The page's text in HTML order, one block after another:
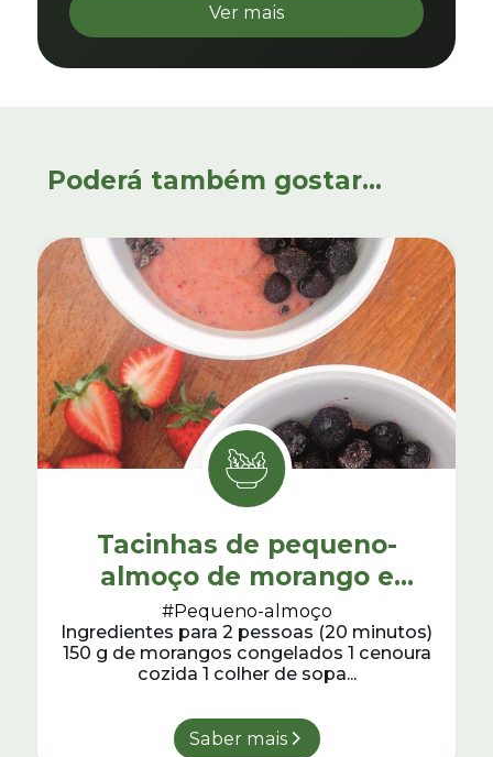
Ver mais
Poderá também gostar...
Tacinhas de pequeno-
almoço de morango e
cenoura
#Pequeno-almoço
Ingredientes para 2 pessoas (20 minutos)
150 g de morangos congelados 1 cenoura
cozida 1 colher de sopa...
Saber mais